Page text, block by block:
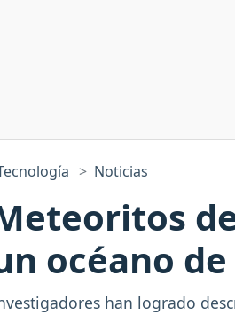
Noticias
océano
han logrado